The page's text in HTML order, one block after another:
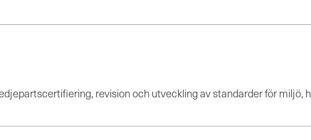
revision och utveckling av standarder för miljö,